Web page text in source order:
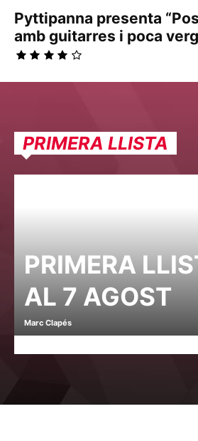
Pyttipanna presenta
amb guitarres i poca
PRIMERA LLISTA
PRIMERA
AL 7 AGOST
Marc Clapés